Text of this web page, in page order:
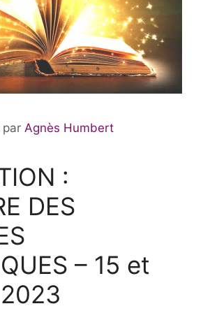
par Agnès Humbert
:
DES
– 15 et